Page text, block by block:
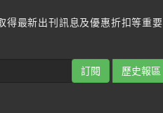
得最新出刊訊息及優惠折扣等重要
訂閱 歷史報區